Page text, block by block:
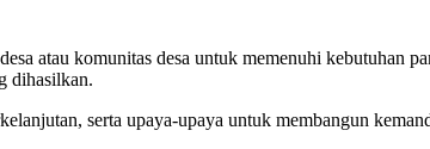
atau komunitas desa untuk memenuhi kebutuhan
dihasilkan.
serta upaya-upaya untuk membangun